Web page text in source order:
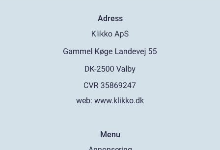
Adress
web: www.klikko.dk
Menu